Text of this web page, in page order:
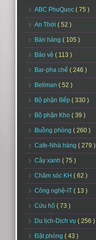
ABC PhuQuoc ( 75 )
An Thới ( 52 )
Bán hàng ( 105 )
Bảo vệ ( 113 )
Bar-pha chế ( 246 )
Bellman ( 52 )
Bộ phận Bếp ( 330 )
Bộ phận Kho ( 39 )
Buồng phòng ( 260 )
Cafe-Nhà hàng ( 279 )
Cây xanh ( 75 )
Chăm sóc KH ( 62 )
Công nghệ-IT ( 13 )
Cứu hộ ( 73 )
Du lịch-Dịch vụ ( 256 )
Đặt phòng ( 43 )